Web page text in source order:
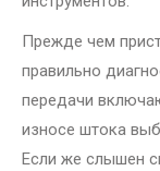
Прежде чем
правильно
передачи
износе штока
Если же слышен